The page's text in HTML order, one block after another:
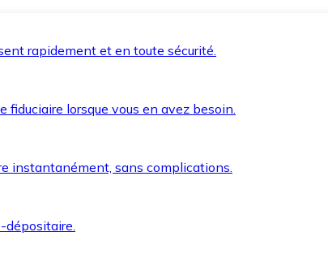
rapidement et en toute sécurité.
lorsque vous en avez besoin.
instantanément, sans complications.
dépositaire.